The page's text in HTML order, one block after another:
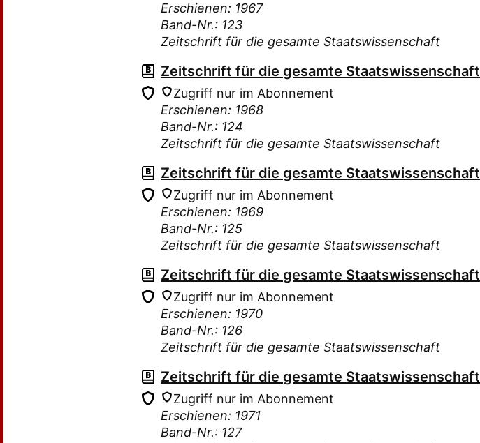
Erschienen: 1967
Band-Nr.: 123
Zeitschrift für die gesamte Staatswissenschaft
Zeitschrift für die gesamte Staatswissenschaft
Zugriff nur im Abonnement
Erschienen: 1968
Band-Nr.: 124
Zeitschrift für die gesamte Staatswissenschaft
Zeitschrift für die gesamte Staatswissenschaft
Zugriff nur im Abonnement
Erschienen: 1969
Band-Nr.: 125
Zeitschrift für die gesamte Staatswissenschaft
Zeitschrift für die gesamte Staatswissenschaft
Zugriff nur im Abonnement
Erschienen: 1970
Band-Nr.: 126
Zeitschrift für die gesamte Staatswissenschaft
Zeitschrift für die gesamte Staatswissenschaft
Zugriff nur im Abonnement
Erschienen: 1971
Band-Nr.: 127